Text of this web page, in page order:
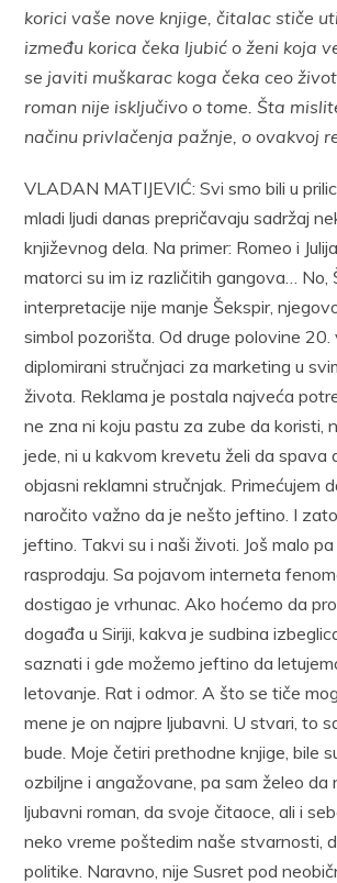
korici vaše nove knjige, čitalac stiče
između korica čeka ljubić o ženi koja
se javiti muškarac koga čeka ceo
roman nije isključivo o tome. Šta
načinu privlačenja pažnje, o ovakvoj
VLADAN MATIJEVIĆ: Svi smo bili u
mladi ljudi danas prepričavaju sadržaj
književnog dela. Na primer: Romeo i
matorci su im iz različitih gangova… No,
interpretacije nije manje Šekspir,
simbol pozorišta. Od druge polovine
diplomirani stručnjaci za marketing u
života. Reklama je postala najveća
ne zna ni koju pastu za zube da koristi,
jede, ni u kakvom krevetu želi da spava
objasni reklamni stručnjak. Primećujem
naročito važno da je nešto jeftino. I
jeftino. Takvi su i naši životi. Još malo
rasprodaju. Sa pojavom interneta
dostigao je vrhunac. Ako hoćemo da
događa u Siriji, kakva je sudbina
saznati i gde možemo jeftino da
letovanje. Rat i odmor. A što se tiče
mene je on najpre ljubavni. U stvari, to
bude. Moje četiri prethodne knjige, bile
ozbiljne i angažovane, pa sam želeo da
ljubavni roman, da svoje čitaoce, ali i
neko vreme poštedim naše stvarnosti,
politike. Naravno, nije Susret pod